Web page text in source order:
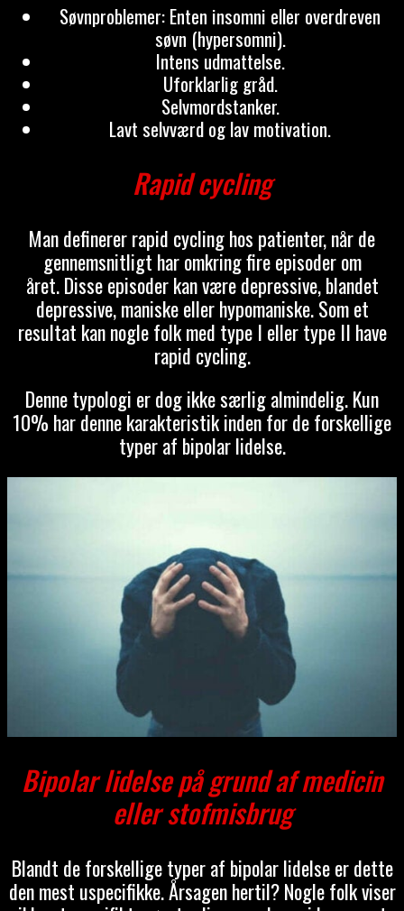
Søvnproblemer: Enten insomni eller overdreven
søvn (hypersomni).
Intens udmattelse.
Uforklarlig gråd.
Selvmordstanker.
Lavt selvværd og lav motivation.
Rapid cycling
Man definerer rapid cycling hos patienter, når de
gennemsnitligt har omkring fire episoder om
året. Disse episoder kan være depressive, blandet
depressive, maniske eller hypomaniske. Som et
resultat kan nogle folk med type I eller type II have
rapid cycling.
Denne typologi er dog ikke særlig almindelig. Kun
10% har denne karakteristik inden for de forskellige
typer af bipolar lidelse.
Bipolar lidelse på grund af medicin
eller stofmisbrug
Blandt de forskellige typer af bipolar lidelse er dette
den mest uspecifikke. Årsagen hertil? Nogle folk viser